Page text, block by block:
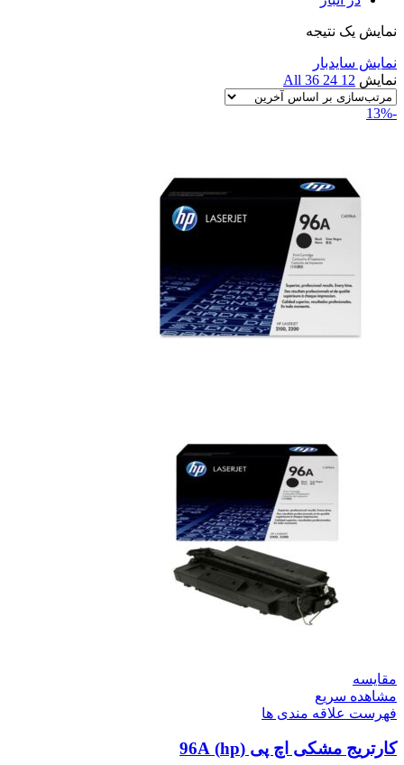
نمایش یک نتیجه
نمایش سایدبار
نمایش 12
24
36
All
-13%
مقایسه
مشاهده سریع
فهرست علاقه مندی ها
کارتریج مشکی اچ پی (hp) 96A